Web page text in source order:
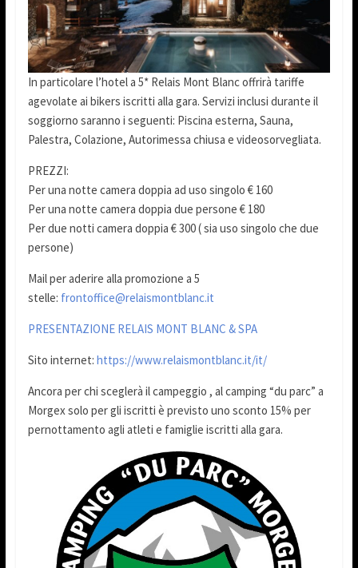
In particolare l’hotel a 5* Relais Mont Blanc offrirà tariffe
agevolate ai bikers iscritti alla gara. Servizi inclusi durante il
soggiorno saranno i seguenti: Piscina esterna, Sauna,
Palestra, Colazione, Autorimessa chiusa e videosorvegliata.
PREZZI:
Per una notte camera doppia ad uso singolo € 160
Per una notte camera doppia due persone € 180
Per due notti camera doppia € 300 ( sia uso singolo che due
persone)
Mail per aderire alla promozione a 5
stelle: frontoffice@relaismontblanc.it
PRESENTAZIONE RELAIS MONT BLANC & SPA
Sito internet: https://www.relaismontblanc.it/it/
Ancora per chi sceglerà il campeggio , al camping “du parc” a
Morgex solo per gli iscritti è previsto uno sconto 15% per
pernottamento agli atleti e famiglie iscritti alla gara.